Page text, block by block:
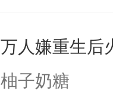
种威胁手段没
他是社恐，墨
道吗？大师兄
二师兄了。乙
忘记了对二师
要在病痛中度
消失在夜空中
万人嫌重生后
柚子奶糖